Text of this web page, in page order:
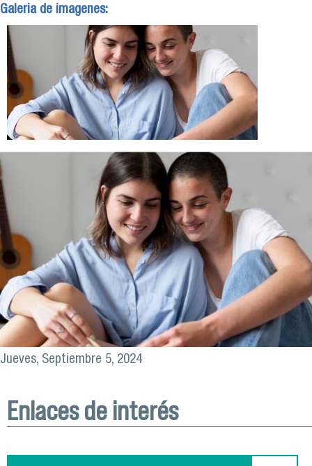
Galeria de imagenes:
Jueves, Septiembre 5, 2024
Enlaces de interés